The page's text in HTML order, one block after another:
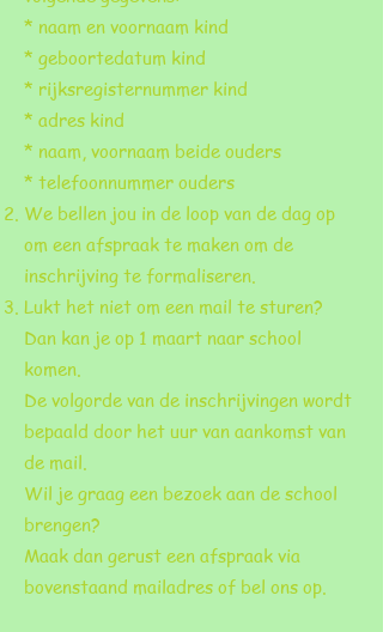
* naam en voornaam kind
* geboortedatum kind
* rijksregisternummer kind
* adres kind
* naam, voornaam beide ouders
* telefoonnummer ouders
We bellen jou in de loop van de dag op
om een afspraak te maken om de
inschrijving te formaliseren.
Lukt het niet om een mail te sturen?
Dan kan je op 1 maart naar school
komen.
De volgorde van de inschrijvingen wordt
bepaald door het uur van aankomst van
de mail.
Wil je graag een bezoek aan de school
brengen?
Maak dan gerust een afspraak via
bovenstaand mailadres of bel ons op.